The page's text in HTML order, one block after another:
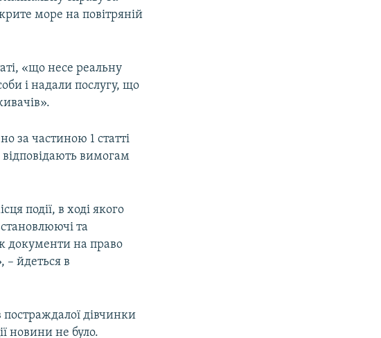
море на повітряній
«що несе реальну
і надали послугу, що
за частиною 1 статті
вимогам
події, в ході якого
та
документи на право
– йдеться в
постраждалої дівчинки
новини не було.